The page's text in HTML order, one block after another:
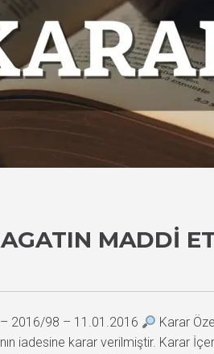
MADDI
– 2016/98 – 11.01.2016
Karar
iadesine karar verilmiştir.